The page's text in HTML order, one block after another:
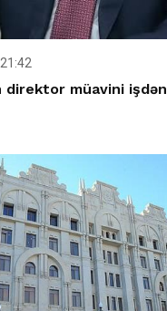
direktor müavini işdən